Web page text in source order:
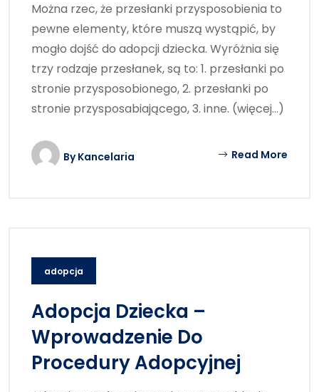
Można rzec, że przesłanki przysposobienia to
pewne elementy, które muszą wystąpić, by
mogło dojść do adopcji dziecka. Wyróżnia się
trzy rodzaje przesłanek, są to: 1. przesłanki po
stronie przysposobionego, 2. przesłanki po
stronie przysposabiającego, 3. inne. (więcej…)
ByKancelaria Read More
adopcja
Adopcja Dziecka –
Wprowadzenie Do
Procedury Adopcyjnej